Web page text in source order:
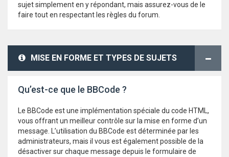
sujet simplement en y répondant, mais assurez-vous de le
faire tout en respectant les règles du forum.
MISE EN FORME ET TYPES DE SUJETS
Qu’est-ce que le BBCode ?
Le BBCode est une implémentation spéciale du code HTML,
vous offrant un meilleur contrôle sur la mise en forme d’un
message. L’utilisation du BBCode est déterminée par les
administrateurs, mais il vous est également possible de la
désactiver sur chaque message depuis le formulaire de